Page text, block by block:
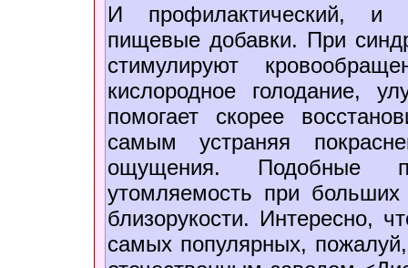
И профилактический, и
пищевые добавки. При
стимулируют
кислородное голодание,
помогает скорее
самым устраняя
ощущения. Подобные
утомляемость при больших
близорукости. Интересно,
самых популярных,